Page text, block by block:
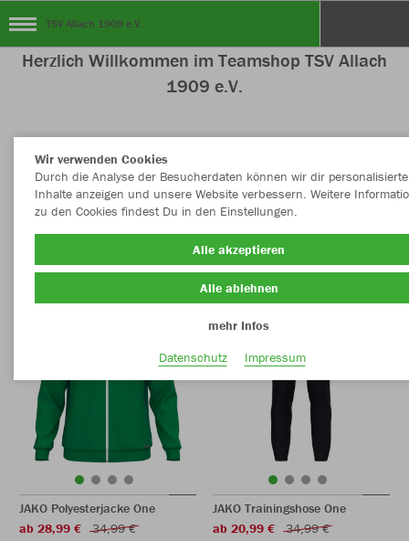
TSV Allach 1909 e.V.
Herzlich Willkommen im Teamshop TSV Allach
1909 e.V.
Nachhaltig Farbe
JAKO Polyesterjacke One
ab 28,99 €
34,99 €
JAKO Trainingshose One
ab 20,99 €
34,99 €
Wir verwenden Cookies
Durch die Analyse der Besucherdaten können wir dir personalisierte
Inhalte anzeigen und unsere Website verbessern. Weitere
zu den Cookies findest Du in den Einstellungen.
Alle akzeptieren
Alle ablehnen
mehr Infos
Datenschutz
Impressum